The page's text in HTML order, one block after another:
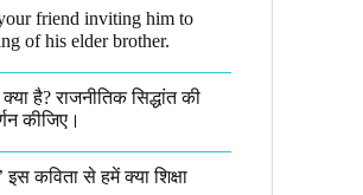
friend inviting him to
of his elder brother.
है? राजनीतिक सिद्धांत की
कीजिए।
इस कविता से हमें क्या शिक्षा